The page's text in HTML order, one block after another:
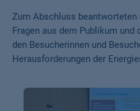
Zum Abschluss
Fragen aus dem Publikum
den Besucherinnen und
Herausforderungen der